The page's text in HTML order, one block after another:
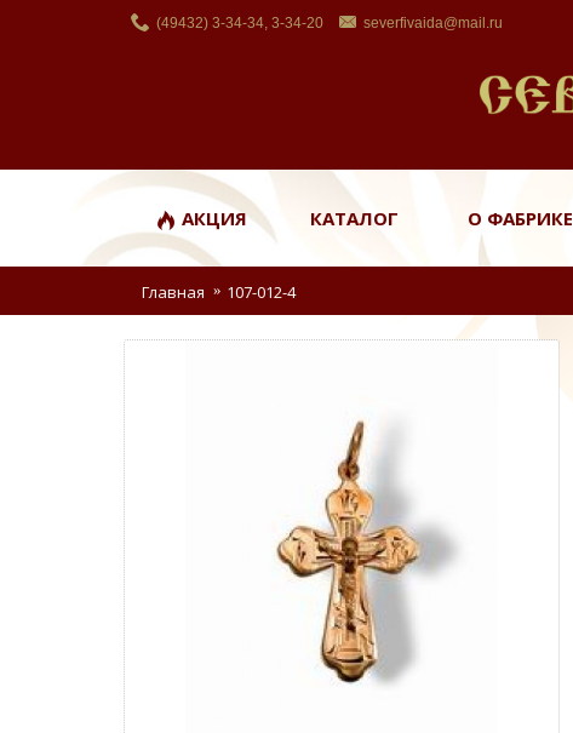
(49432) 3-34-34, 3-34-20 severfivaida@mail.ru
АКЦИЯ КАТАЛОГ О ФАБРИКЕ
Главная 107-012-4